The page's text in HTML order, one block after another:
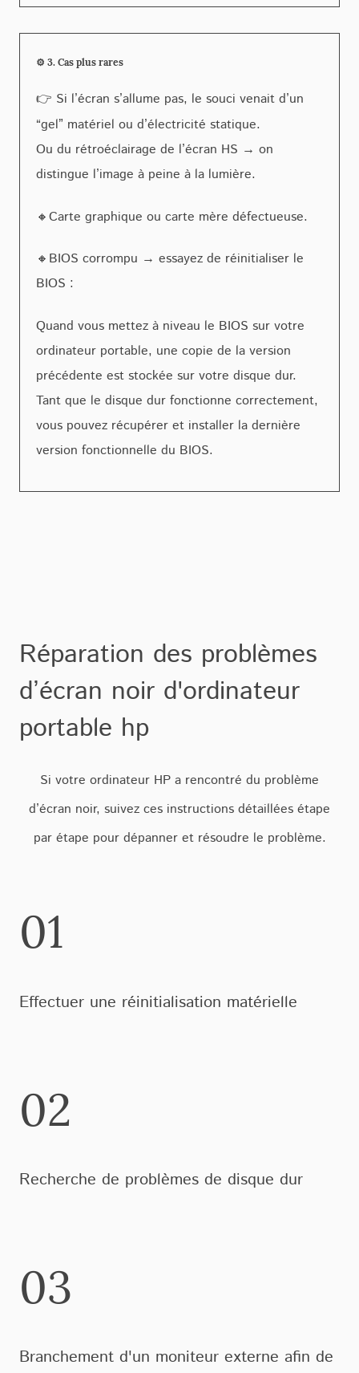
⚙️ 3. Cas plus rares
👉 Si l’écran s’allume pas, le souci venait d’un
“gel” matériel ou d’électricité statique.
Ou du rétroéclairage de l’écran HS → on
distingue l’image à peine à la lumière.
🔸Carte graphique ou carte mère défectueuse.
🔸BIOS corrompu → essayez de réinitialiser le
BIOS :
Quand vous mettez à niveau le BIOS sur votre
ordinateur portable, une copie de la version
précédente est stockée sur votre disque dur.
Tant que le disque dur fonctionne correctement,
vous pouvez récupérer et installer la dernière
version fonctionnelle du BIOS.
Réparation des problèmes
d’écran noir d'ordinateur
portable hp
Si votre ordinateur HP a rencontré du problème
d’écran noir, suivez ces instructions détaillées étape
par étape pour dépanner et résoudre le problème.
01
Effectuer une réinitialisation matérielle
02
Recherche de problèmes de disque dur
03
Branchement d'un moniteur externe afin de